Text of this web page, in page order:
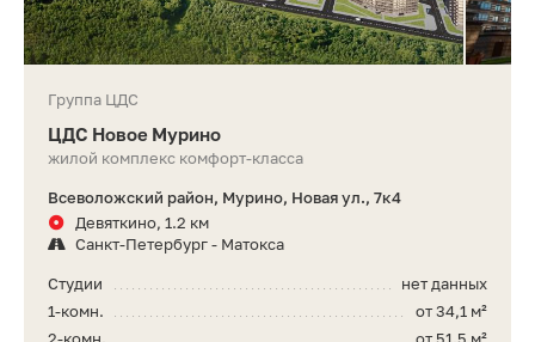
Группа ЦДС
ЦДС Новое Мурино
жилой комплекс комфорт-класса
Всеволожский район, Мурино, Новая ул., 7к4
Девяткино, 1.2 км
Санкт-Петербург - Матокса
нет данных
Студии
от 34,1 м²
1-комн.